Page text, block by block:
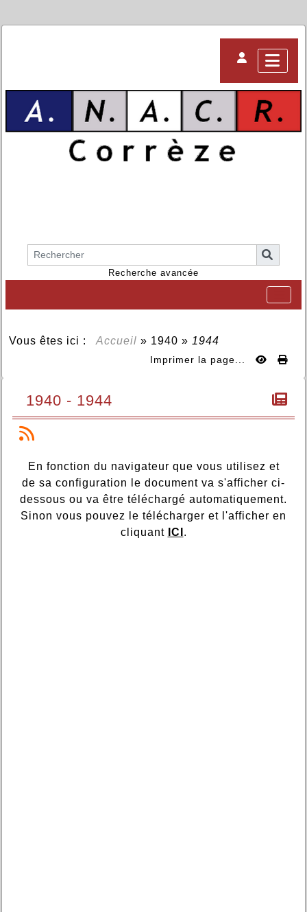
Recherche avancée
Vous êtes ici : Accueil » 1940 » 1944
Imprimer la page...
1940 - 1944
En fonction du navigateur que vous utilisez et
de sa configuration le document va s'afficher ci-
dessous ou va être téléchargé automatiquement.
Sinon vous pouvez le télécharger et l'afficher en
cliquant ICI .